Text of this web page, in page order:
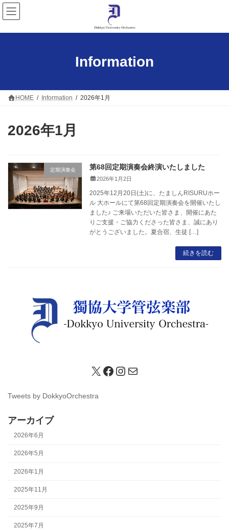
コ
ン
テ
ン
ナ
ビ
ゲ
ー
Information
HOME Information 2026年1月
2026年1月
定期演奏会 第68回定期演奏会終演いたしました
2026年1月2日
2025年12月20日(土)に、たましんRISURUホー
ル 大ホールにて第68回定期演奏会を開催いたし
ました♪ ご来場いただいた皆さま、開催にあた
りご支援・ご協力くださった皆さま、誠にあり
がとうございました。夏合宿、生徒 […]
続きを読む
X Facebook
Instagram
メール
Tweets by DokkyoOrchestra
アーカイブ
2026年6月
2026年5月
2026年1月
2025年11月
2025年9月
2025年7月